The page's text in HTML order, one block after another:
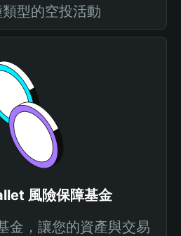
型的空投活動
風險保障基金
金，讓您的資產與交易